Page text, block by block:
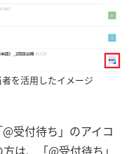
を活用したイメージ
受付待ち」のアイコ
は、「@受付待ち」